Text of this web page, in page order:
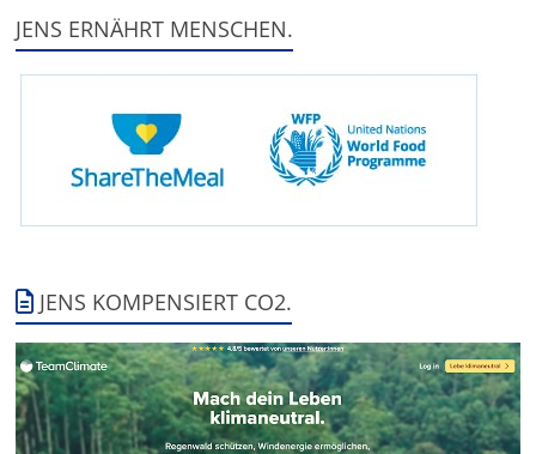
JENS ERNÄHRT MENSCHEN.
JENS KOMPENSIERT CO2.